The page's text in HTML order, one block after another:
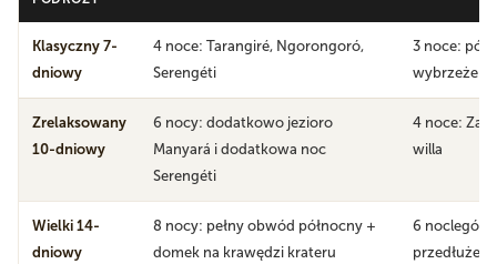
Klasyczny 7-
dniowy
4 noce: Tarangiré, Ngorongoró,
Serengéti
3 noce:
wybrzeże
Zrelaksowany
10-dniowy
6 nocy: dodatkowo jezioro
Manyará i dodatkowa noc
Serengéti
4 noce:
willa
Wielki 14-
dniowy
8 nocy: pełny obwód północny +
domek na krawędzi krateru
6